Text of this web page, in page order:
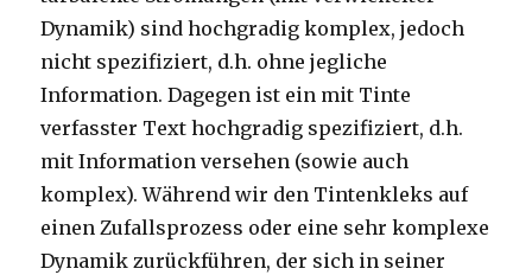
Dynamik) sind hochgradig komplex, jedoch
nicht spezifiziert, d.h. ohne jegliche
Information. Dagegen ist ein mit Tinte
verfasster Text hochgradig spezifiziert, d.h.
mit Information versehen (sowie auch
komplex). Während wir den Tintenkleks auf
einen Zufallsprozess oder eine sehr komplexe
Dynamik zurückführen, der sich in seiner